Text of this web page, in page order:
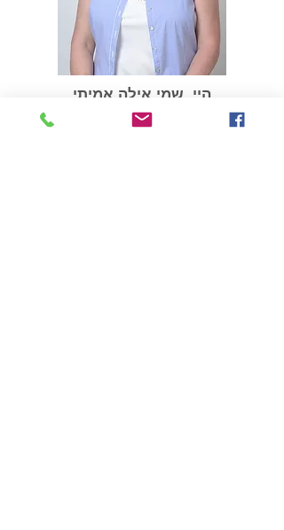
היי, שמי אילה אמיתי
מאמנת אישית לריפוי פנימי
עוזרת לנפגעי ושורדי נרקיסיזם